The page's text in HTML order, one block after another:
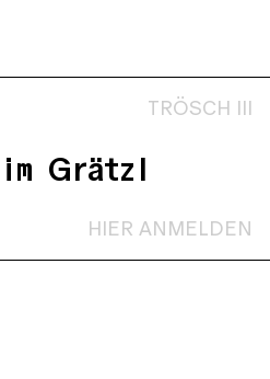
TRÖSCH III
Grätzl
HIER ANMELDEN